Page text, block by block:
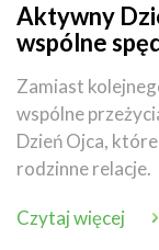
Aktywny
wspólne
Zamiast
wspólne
Dzień Ojca,
rodzinne relacje.
Czytaj więcej